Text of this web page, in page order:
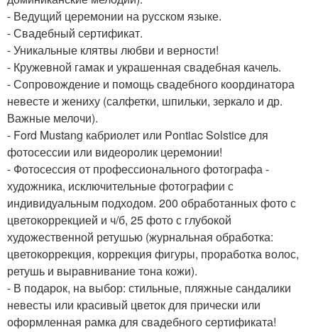
- Ведущий церемонии на русском языке.
- Свадебный сертификат.
- Уникальные клятвы любви и верности!
- Кружевной гамак и украшенная свадебная качель.
- Сопровождение и помощь свадебного координатора
невесте и жениху (салфетки, шпильки, зеркало и др.
Важные мелочи).
- Ford Mustang кабриолет или Pontiac Solstice для
фотосессии или видеоролик церемонии!
- Фотосессия от профессионального фотографа -
художника, исключительные фотографии с
индивидуальным подходом. 200 обработанных фото с
цветокоррекцией и ч/б, 25 фото с глубокой
художественной ретушью (журнальная обработка:
цветокоррекция, коррекция фигуры, проработка волос,
ретушь и выравнивание тона кожи).
- В подарок, на выбор: стильные, пляжные сандалики
невесты или красивый цветок для прически или
оформленная рамка для свадебного сертификата!